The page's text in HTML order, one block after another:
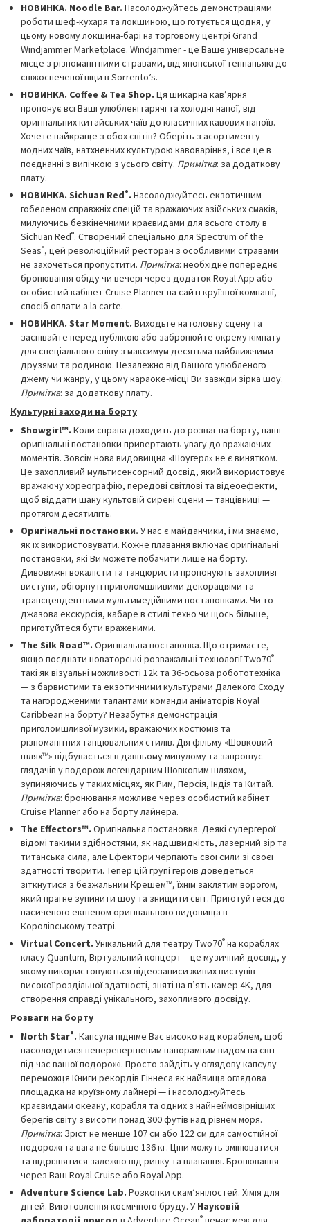
НОВИНКА. Noodle Bar. Насолоджуйтесь демонстраціями
роботи шеф-кухаря та локшиною, що готується щодня, у
цьому новому локшина-барі на торговому центрі Grand
Windjammer Marketplace. Windjammer - це Ваше універсальне
місце з різноманітними стравами, від японської теппаньякі до
свіжоспеченої піци в Sorrento’s.
НОВИНКА. Coffee & Tea Shop. Ця шикарна кав’ярня
пропонує всі Ваші улюблені гарячі та холодні напої, від
оригінальних китайських чаїв до класичних кавових напоїв.
Хочете найкраще з обох світів? Оберіть з асортименту
модних чаїв, натхненних культурою кавоваріння, і все це в
поєднанні з випічкою з усього світу. Примітка: за додаткову
плату.
НОВИНКА. Sichuan Red®. Насолоджуйтесь екзотичним
гобеленом справжніх спецій та вражаючих азійських смаків,
милуючись безкінечними краєвидами для всього столу в
Sichuan Red®. Створений спеціально для Spectrum of the
Seas®, цей революційний ресторан з особливими стравами
не захочеться пропустити. Примітка: необхідне попереднє
бронювання обіду чи вечері через додаток Royal App або
особистий кабінет Cruise Planner на сайті круїзної компанії,
спосіб оплати a la carte.
НОВИНКА. Star Moment. Виходьте на головну сцену та
заспівайте перед публікою або забронюйте окрему кімнату
для спеціального співу з максимум десятьма найближчими
друзями та родиною. Незалежно від Вашого улюбленого
джему чи жанру, у цьому караоке-місці Ви завжди зірка шоу.
Примітка: за додаткову плату.
Культурні заходи на борту
Showgirl™. Коли справа доходить до розваг на борту, наші
оригінальні постановки привертають увагу до вражаючих
моментів. Зовсім нова видовищна «Шоугерл» не є винятком.
Це захопливий мультисенсорний досвід, який використовує
вражаючу хореографію, передові світлові та відеоефекти,
щоб віддати шану культовій сирені сцени — танцівниці —
протягом десятиліть.
Оригінальні постановки. У нас є майданчики, і ми знаємо,
як їх використовувати. Кожне плавання включає оригінальні
постановки, які Ви можете побачити лише на борту.
Дивовижні вокалісти та танцюристи пропонують захопливі
виступи, обгорнуті приголомшливими декораціями та
трансцендентними мультимедійними постановками. Чи то
джазова екскурсія, кабаре в стилі техно чи щось більше,
приготуйтеся бути враженими.
The Silk Road™. Оригінальна постановка. Що отримаєте,
якщо поєднати новаторські розважальні технології Two70® —
такі як візуальні можливості 12k та 36-осьова робототехніка
— з барвистими та екзотичними культурами Далекого Сходу
та нагородженими талантами команди аніматорів Royal
Caribbean на борту? Незабутня демонстрація
приголомшливої музики, вражаючих костюмів та
різноманітних танцювальних стилів. Дія фільму «Шовковий
шлях™» відбувається в давньому минулому та запрошує
глядачів у подорож легендарним Шовковим шляхом,
зупиняючись у таких місцях, як Рим, Персія, Індія та Китай.
Примітка: бронювання можливе через особистий кабінет
Cruise Planner або на борту лайнера.
The Effectors™. Оригінальна постановка. Деякі супергерої
відомі такими здібностями, як надшвидкість, лазерний зір та
титанська сила, але Ефектори черпають свої сили зі своєї
здатності творити. Тепер цій групі героїв доведеться
зіткнутися з безжальним Крешем™, їхнім заклятим ворогом,
який прагне зупинити шоу та знищити світ. Приготуйтеся до
насиченого екшеном оригінального видовища в
Королівському театрі.
Virtual Concert. Унікальний для театру Two70® на кораблях
класу Quantum, Віртуальний концерт – це музичний досвід, у
якому використовуються відеозаписи живих виступів
високої роздільної здатності, зняті на п’ять камер 4K, для
створення справді унікального, захопливого досвіду.
Розваги на борту
North Star®. Капсула підніме Вас високо над кораблем, щоб
насолодитися неперевершеним панорамним видом на світ
під час вашої подорожі. Просто зайдіть у оглядову капсулу —
переможця Книги рекордів Гіннеса як найвища оглядова
площадка на круїзному лайнері — і насолоджуйтесь
краєвидами океану, корабля та одних з найнеймовірніших
берегів світу з висоти понад 300 футів над рівнем моря.
Примітка: Зріст не менше 107 см або 122 см для самостійної
подорожі та вага не більше 136 кг. Ціни можуть змінюватися
та відрізнятися залежно від ринку та плавання. Бронювання
через Ваш Royal Cruise або Royal App.
Adventure Science Lab. Розкопки скам’янілостей. Хімія для
дітей. Виготовлення космічного бруду. У Науковій
®